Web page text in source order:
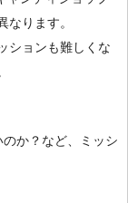
なります。
ションも難しくな
か？など、ミッシ